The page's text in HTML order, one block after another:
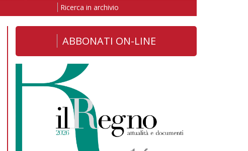
Ricerca in archivio
ABBONATI ON-LINE